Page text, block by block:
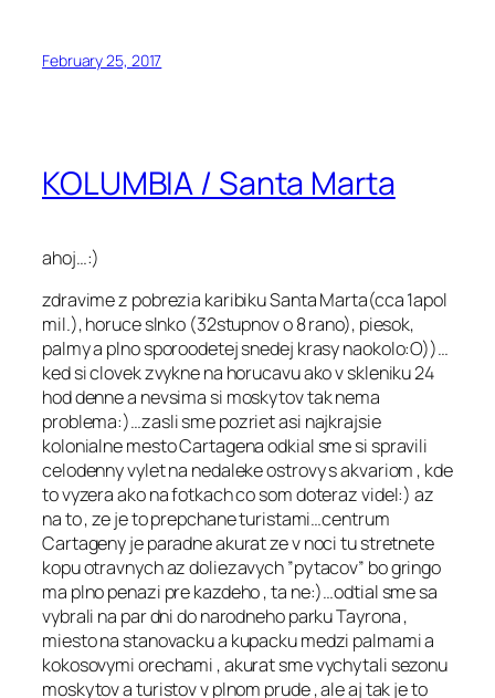
February 25, 2017
KOLUMBIA / Santa Marta
ahoj…:)
zdravime z pobrezia karibiku Santa Marta(cca 1apol
mil.), horuce slnko (32stupnov o 8 rano), piesok,
palmy a plno sporoodetej snedej krasy naokolo:O))…
ked si clovek zvykne na horucavu ako v skleniku 24
hod denne a nevsima si moskytov tak nema
problema:)…zasli sme pozriet asi najkrajsie
kolonialne mesto Cartagena odkial sme si spravili
celodenny vylet na nedaleke ostrovy s akvariom , kde
to vyzera ako na fotkach co som doteraz videl:) az
na to , ze je to prepchane turistami…centrum
Cartageny je paradne akurat ze v noci tu stretnete
kopu otravnych az doliezavych ”pytacov” bo gringo
ma plno penazi pre kazdeho , ta ne:)…odtial sme sa
vybrali na par dni do narodneho parku Tayrona ,
miesto na stanovacku a kupacku medzi palmami a
kokosovymi orechami , akurat sme vychytali sezonu
moskytov a turistov v plnom prude , ale aj tak je to